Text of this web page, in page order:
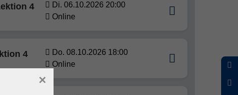
4
Di. 06.10.2026 20:00
Online
4
Do. 08.10.2026 18:00
Online
×